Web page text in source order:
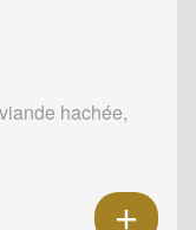
hachée,